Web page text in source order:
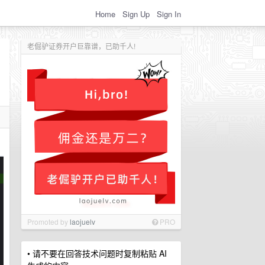
Home Sign Up Sign In
老倔驴证券开户巨靠谱，已助千人!
Promoted bylaojuelv PRO
• 请不要在回答技术问题时复制粘贴 AI